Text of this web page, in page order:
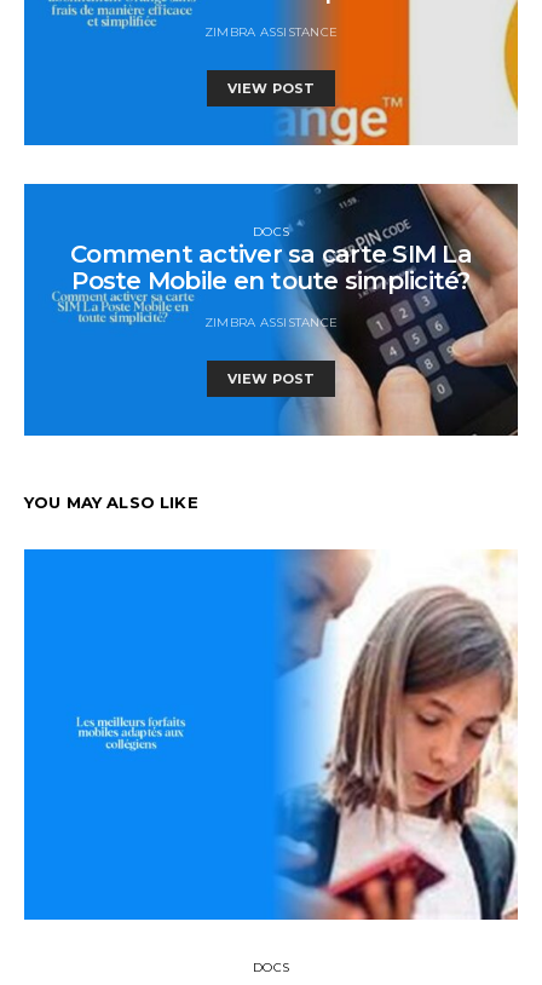
ZIMBRA ASSISTANCE
VIEW POST
DOCS
Comment activer sa carte SIM La
Poste Mobile en toute simplicité?
ZIMBRA ASSISTANCE
VIEW POST
YOU MAY ALSO LIKE
DOCS